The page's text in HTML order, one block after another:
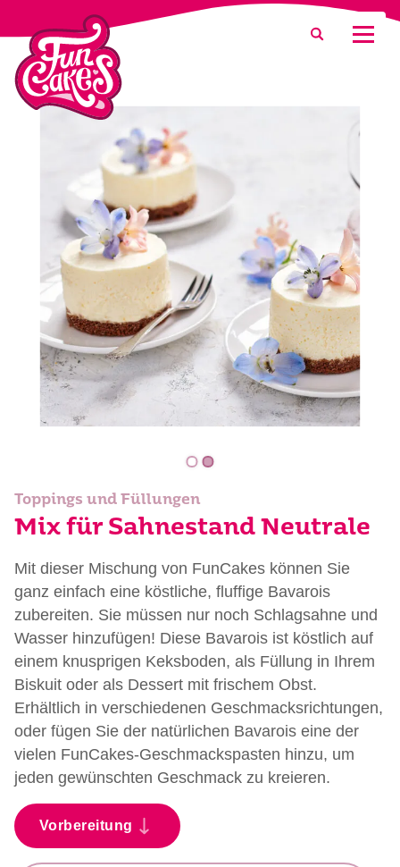
Was suchen Sie?
Suche
Toppings und Füllungen
Mix für Sahnestand Neutrale
Mit dieser Mischung von FunCakes können Sie
ganz einfach eine köstliche, fluffige Bavarois
zubereiten. Sie müssen nur noch Schlagsahne und
Wasser hinzufügen! Diese Bavarois ist köstlich auf
einem knusprigen Keksboden, als Füllung in Ihrem
Biskuit oder als Dessert mit frischem Obst.
Erhältlich in verschiedenen Geschmacksrichtungen,
oder fügen Sie der natürlichen Bavarois eine der
vielen FunCakes-Geschmackspasten hinzu, um
jeden gewünschten Geschmack zu kreieren.
Vorbereitung